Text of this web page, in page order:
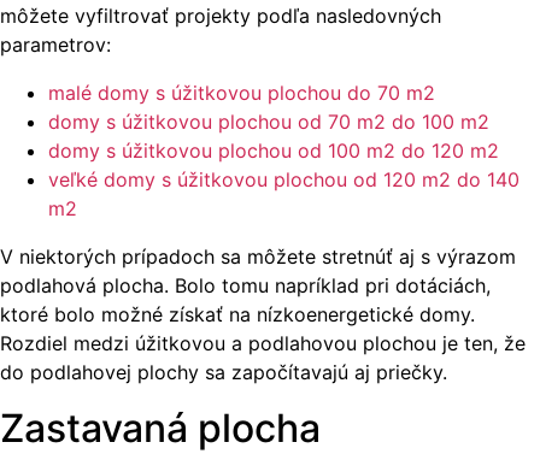
môžete vyfiltrovať projekty podľa nasledovných
parametrov:
malé domy s úžitkovou plochou do 70 m2
domy s úžitkovou plochou od 70 m2 do 100 m2
domy s úžitkovou plochou od 100 m2 do 120 m2
veľké domy s úžitkovou plochou od 120 m2 do 140
m2
V niektorých prípadoch sa môžete stretnúť aj s výrazom
podlahová plocha. Bolo tomu napríklad pri dotáciách,
ktoré bolo možné získať na nízkoenergetické domy.
Rozdiel medzi úžitkovou a podlahovou plochou je ten, že
do podlahovej plochy sa započítavajú aj priečky.
Zastavaná plocha